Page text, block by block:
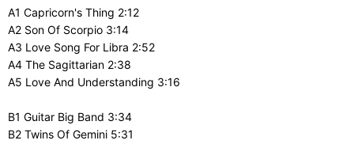
A1 Capricorn's Thing 2:12
A2 Son Of Scorpio 3:14
A3 Love Song For Libra 2:52
A4 The Sagittarian 2:38
A5 Love And Understanding 3:16
B1 Guitar Big Band 3:34
B2 Twins Of Gemini 5:31